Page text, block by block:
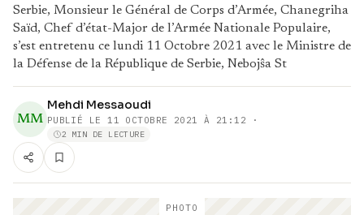
Serbie, Monsieur le Général de Corps d’Armée, Chanegriha
Saïd, Chef d’état-Major de l’Armée Nationale Populaire,
s’est entretenu ce lundi 11 Octobre 2021 avec le Ministre de
la Défense de la République de Serbie, Nebojŝa St
MM
Mehdi Messaoudi
PUBLIÉ LE 11 OCTOBRE 2021 À 21:12 ·
2 MIN DE LECTURE
PHOTO